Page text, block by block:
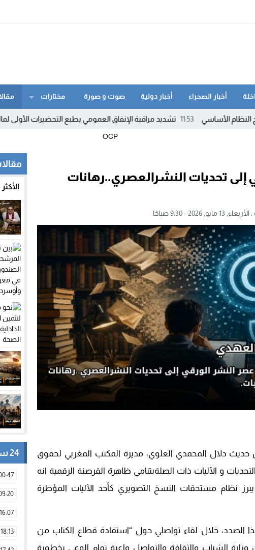
أخبار الصحراء أخبار دولية صوت و صورة مختارات
11:53 تشديد مراقبة الإنفاق العمومي يطبع التحضيرات الأولى لمالية 2027
إلى تحديات النشرالعصري..رهانات
: الأربعاء, 13 مايو, 2026 - 9:30 صباحًا
حديث دلال المحمدي العلوي، مديرة المكتب المغربي لحقوق
و الآليات ذات الصلةبتنامي ظاهرة القرصنة الرقمية انه
نظام مستحقات النسخ التصويري كأحد الآليات المؤطرة
الصدد، خلال لقاء تواصلي حول “استفادة قطاع الكتاب من
الشباب والثقافة والتواصل واعية تمام الوعي بخطورة
24 ساعة
16:07
18:13